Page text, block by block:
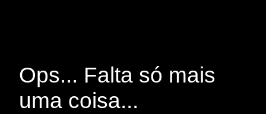
Ops... Falta só mais
uma coisa...